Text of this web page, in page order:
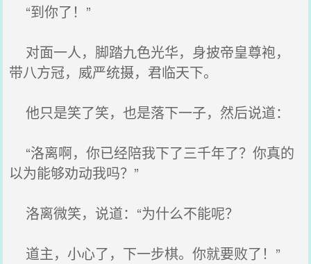
“到你了！”
对面一人，脚踏九色光华，身披帝皇尊袍，
带八方冠，威严统摄，君临天下。
他只是笑了笑，也是落下一子，然后说道：
“洛离啊，你已经陪我下了三千年了？你真的
以为能够劝动我吗？”
洛离微笑，说道：“为什么不能呢？
道主，小心了，下一步棋。你就要败了！”